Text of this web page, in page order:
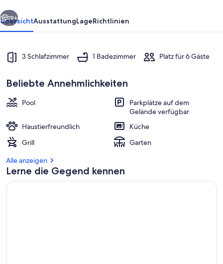
jardin
privatif
près
d'Argenton-
sur-
Außenbereich
Weiter
19+
ÜbersichtAusstattungLageRichtlinien
3 Schlafzimmer 1 Badezimmer Platz für 6 Gäste
Beliebte Annehmlichkeiten
Pool
Parkplätze auf dem
Gelände verfügbar
Haustierfreundlich
Küche
Grill
Garten
Alle anzeigen
Lerne die Gegend kennen